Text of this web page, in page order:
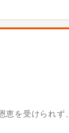
恵を受けられず